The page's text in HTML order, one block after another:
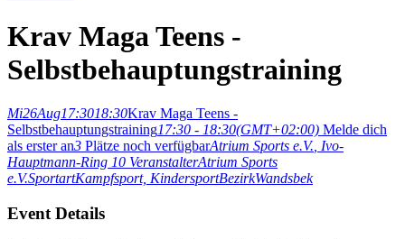
Krav Maga Teens -
Selbstbehauptungstraining
Mi26Aug17:3018:30Krav Maga Teens -
Selbstbehauptungstraining17:30 - 18:30(GMT+02:00) Melde dich
als erster an3 Plätze noch verfügbarAtrium Sports e.V., Ivo-
Hauptmann-Ring 10 VeranstalterAtrium Sports
e.V.SportartKampfsport, KindersportBezirkWandsbek
Event Details